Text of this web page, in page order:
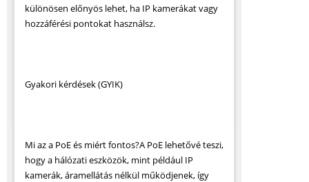
különösen előnyös lehet, ha IP kamerákat vagy
hozzáférési pontokat használsz.
Gyakori kérdések (GYIK)
Mi az a PoE és miért fontos?A PoE lehetővé teszi,
hogy a hálózati eszközök, mint például IP
kamerák, áramellátás nélkül működjenek, így